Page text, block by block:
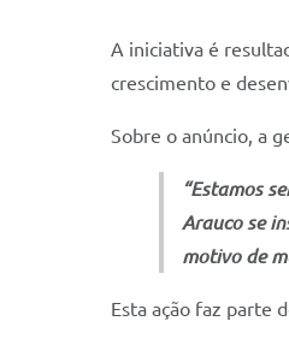
A iniciativa é
crescimento e
Sobre o anúncio, a
“Estamos
Arauco se
motivo de
Esta ação faz parte